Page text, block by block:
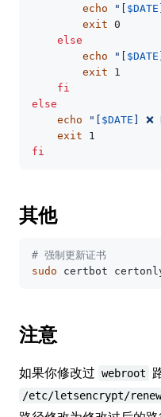
echo
"[ $DATE
exit 0
else
echo
"[ $DATE
exit 1
fi
else
echo
"[ $DATE ] ❌
exit
fi
其他
# 强制更新证书
sudo certbot
注意
如果你修改过 webroot
/etc/letsencrypt/